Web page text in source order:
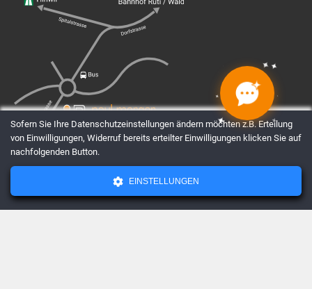
AGBsDatenschutzImpressum
✦
✦
✦
✦
✦
✦
Sofern Sie Ihre Datenschutzeinstellungen ändern möchten z.B. Erteilung
von Einwilligungen, Widerruf bereits erteilter Einwilligungen klicken Sie auf
nachfolgenden Button.
EINSTELLUNGEN